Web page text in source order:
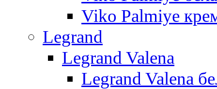
Viko Palmiye
Legrand
Legrand Valena
Legrand Valena